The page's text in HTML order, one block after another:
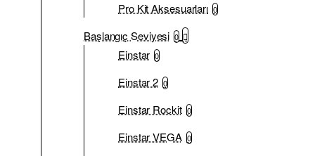
Pro Kit Aksesuarları 0
Başlangıç Seviyesi 0
Einstar 0
Einstar 2 0
Einstar Rockit 0
Einstar VEGA 0